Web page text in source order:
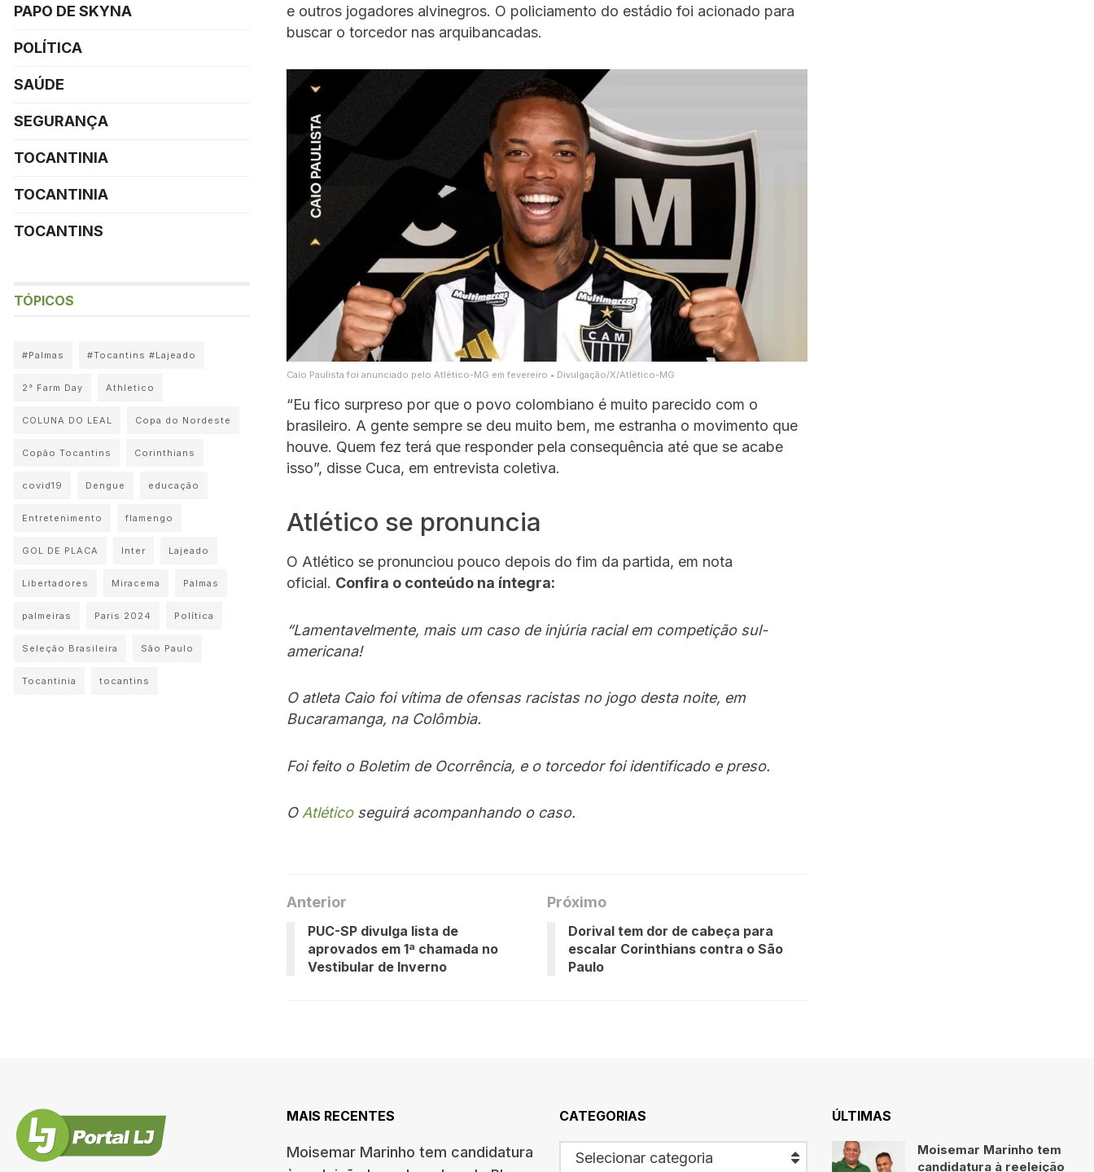
e outros jogadores alvinegros. O policiamento do estádio foi acionado para
buscar o torcedor nas arquibancadas.
Caio Paulista foi anunciado pelo Atlético-MG em fevereiro • Divulgação/X/Atlético-MG
“Eu fico surpreso por que o povo colombiano é muito parecido com o
brasileiro. A gente sempre se deu muito bem, me estranha o movimento que
houve. Quem fez terá que responder pela consequência até que se acabe
isso”, disse Cuca, em entrevista coletiva.
Atlético se pronuncia
O Atlético se pronunciou pouco depois do fim da partida, em nota
oficial. Confira o conteúdo na íntegra:
“Lamentavelmente, mais um caso de injúria racial em competição sul-
americana!
O atleta Caio foi vítima de ofensas racistas no jogo desta noite, em
Bucaramanga, na Colômbia.
Foi feito o Boletim de Ocorrência, e o torcedor foi identificado e preso.
OAtléticoseguirá acompanhando o caso.
Anterior
PUC-SP divulga lista de
aprovados em 1ª chamada no
Vestibular de Inverno
Próximo
Dorival tem dor de cabeça para
escalar Corinthians contra o São
Paulo
PAPO DE SKYNA
POLÍTICA
SAÚDE
SEGURANÇA
TOCANTINIA
TOCANTINIA
TOCANTINS
TÓPICOS
#Palmas #Tocantins #Lajeado
2° Farm Day Athletico
COLUNA DO LEAL Copa do Nordeste
Copão Tocantins Corinthians
covid19 Dengue educação
Entretenimento flamengo
GOL DE PLACA Inter Lajeado
Libertadores Miracema Palmas
palmeiras Paris 2024 Política
Seleção Brasileira São Paulo
Tocantinia tocantins
MAIS RECENTES
Moisemar Marinho tem candidatura
CATEGORIAS
Selecionar categoria
ÚLTIMAS
Moisemar Marinho tem
candidatura à reeleição